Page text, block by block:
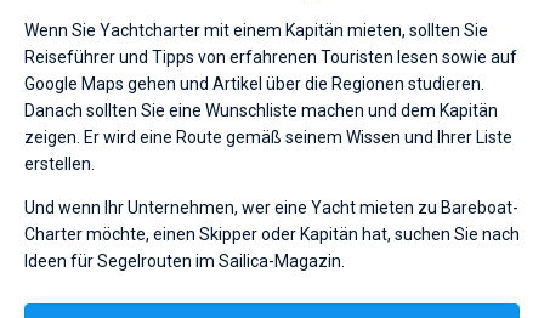
Wenn Sie Yachtcharter mit einem Kapitän mieten, sollten Sie
Reiseführer und Tipps von erfahrenen Touristen lesen sowie auf
Google Maps gehen und Artikel über die Regionen studieren.
Danach sollten Sie eine Wunschliste machen und dem Kapitän
zeigen. Er wird eine Route gemäß seinem Wissen und Ihrer Liste
erstellen.
Und wenn Ihr Unternehmen, wer eine Yacht mieten zu Bareboat-
Charter möchte, einen Skipper oder Kapitän hat, suchen Sie nach
Ideen für Segelrouten im Sailica-Magazin.